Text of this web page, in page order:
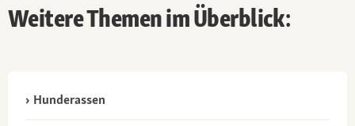
Weitere Themen im Überblick:
Hunderassen